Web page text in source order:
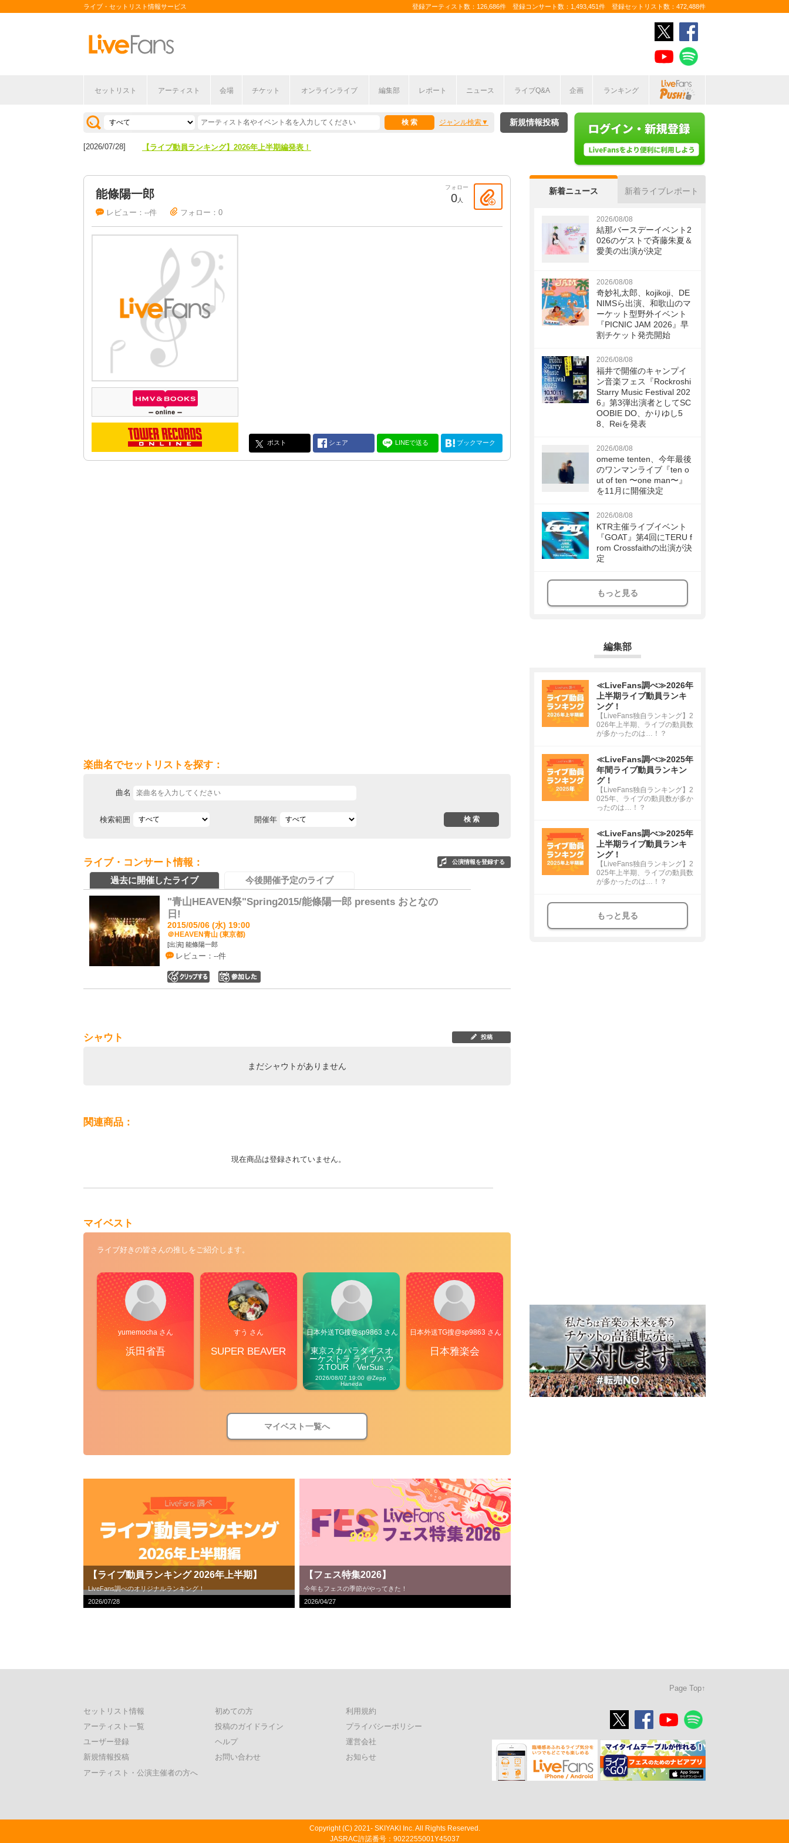
ライブ・セットリスト情報サービス 登録アーティスト数：126,686件 登録コンサート数：1,493,451件 登録セットリスト数：472,488件
セットリスト アーティスト 会場 チケット オンラインライブ 編集部 レポート ニュース ライブQ&A 企画 ランキング
ジャンル検索
[2026/04/27] 【フェス特集2026】フェス情報はここから！
[2026/07/28] 【ライブ動員ランキング】2026年上半期編発表！
[2026/07/28] 【ライブ動員ランキング】2026年上半期編発表！
新規情報投稿
能條陽一郎
フォロー
0人
レビュー：--件 フォロー：0
ポスト シェア LINEで送る ブックマーク
楽曲名でセットリストを探す：
曲名
検索範囲 開催年
ライブ・コンサート情報： 公演情報を登録する
過去に開催したライブ 今後開催予定のライブ
"青山HEAVEN祭"Spring2015/能條陽一郎 presents おとなの
日!
2015/05/06 (水) 19:00
＠HEAVEN青山 (東京都)
[出演] 能條陽一郎
レビュー：--件
シャウト 投稿
まだシャウトがありません
関連商品：
現在商品は登録されていません。
マイベスト
ライブ好きの皆さんの推しをご紹介します。
yumemocha さん
浜田省吾
すう さん
SUPER BEAVER
日本外送TG搜@sp9863 さん
東京スカパラダイスオ
ーケストラ ライブハウ
スTOUR「VerSus
Carnival」
2026/08/07 19:00 @Zepp
Haneda
日本外送TG搜@sp9863 さん
日本雅楽会
すう さん
SUPER BEAVER
マイベスト一覧へ
【ライブ動員ランキング 2026年上半期】
LiveFans調べのオリジナルランキング！
2026/07/28
【フェス特集2026】
今年もフェスの季節がやってきた！
2026/04/27
新着ニュース 新着ライブレポート
2026/08/08
結那バースデーイベント2
026のゲストで斉藤朱夏＆
愛美の出演が決定
2026/08/08
奇妙礼太郎、kojikoji、DE
NIMSら出演、和歌山のマ
ーケット型野外イベント
『PICNIC JAM 2026』早
割チケット発売開始
2026/08/08
福井で開催のキャンプイ
ン音楽フェス『Rockroshi
Starry Music Festival 202
6』第3弾出演者としてSC
OOBIE DO、かりゆし5
8、Reiを発表
2026/08/08
omeme tenten、今年最後
のワンマンライブ『ten o
ut of ten 〜one man〜』
を11月に開催決定
2026/08/08
KTR主催ライブイベント
『GOAT』第4回にTERU f
rom Crossfaithの出演が決
定
もっと見る
編集部
≪LiveFans調べ≫2026年
上半期ライブ動員ランキ
ング！
【LiveFans独自ランキング】2
026年上半期、ライブの動員数
が多かったのは…！？
≪LiveFans調べ≫2025年
年間ライブ動員ランキン
グ！
【LiveFans独自ランキング】2
025年、ライブの動員数が多か
ったのは…！？
≪LiveFans調べ≫2025年
上半期ライブ動員ランキ
ング！
【LiveFans独自ランキング】2
025年上半期、ライブの動員数
が多かったのは…！？
もっと見る
Page Top↑
セットリスト情報
アーティスト一覧
ユーザー登録
新規情報投稿
初めての方
投稿のガイドライン
ヘルプ
お問い合わせ
利用規約
プライバシーポリシー
運営会社
お知らせ
アーティスト・公演主催者の方へ
Copyright (C) 2021- SKIYAKI Inc. All Rights Reserved.
JASRAC許諾番号：9022255001Y45037